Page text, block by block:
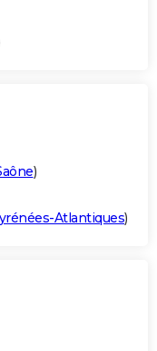
)
Atlantiques)